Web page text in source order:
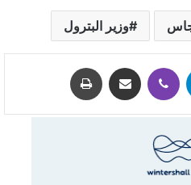
وزير البترول
تيلقرام ڤايبر مشاركة عبر البريد